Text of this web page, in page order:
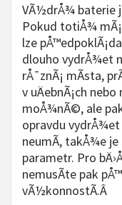
VÃ½drÅ¾ baterie
Pokud totiÅ¾
lze
dlouho vydrÅ¾et
rÅ¯znÃ¡ mÃ­sta,
v uÄebnÃ¡ch nebo
moÅ¾nÃ©, ale
opravdu
neumÃ­, takÅ¾e
parametr. Pro
nemusÃ­te pak
vÃ½konnostÃ­.Â